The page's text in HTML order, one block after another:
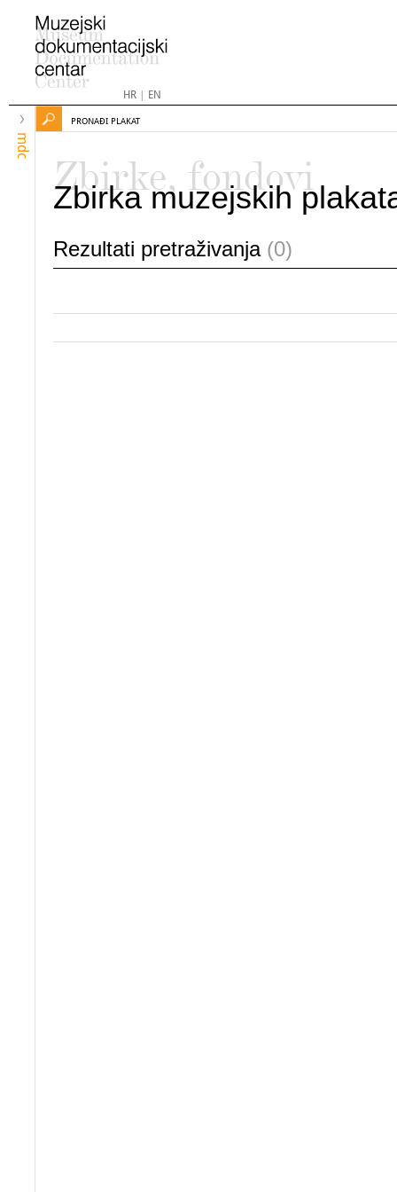
HR| EN
mdc
PRONAĐI PLAKAT
Zbirke, fondovi
Zbirka muzejskih
Rezultati pretraživanja (0)